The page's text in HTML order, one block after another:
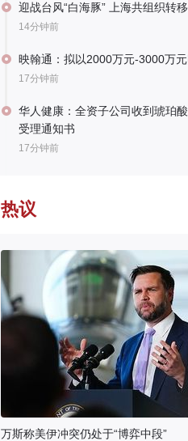
迎战台风“白海豚” 上海共组织转
14分钟前
映翰通：拟以2000万元-3000万
17分钟前
华人健康：全资子公司收到琥珀
受理通知书
17分钟前
热议
万斯称美伊冲突仍处于“博弈中段”